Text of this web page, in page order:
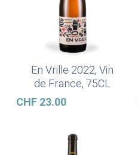
Ajouter Au Panier
En Vrille 2022, Vin
de France, 75CL
CHF23.00